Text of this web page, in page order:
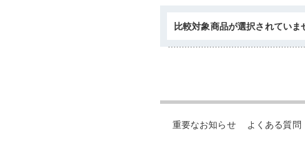
比較対象商品が選択されていま
重要なお知らせ よくある質問